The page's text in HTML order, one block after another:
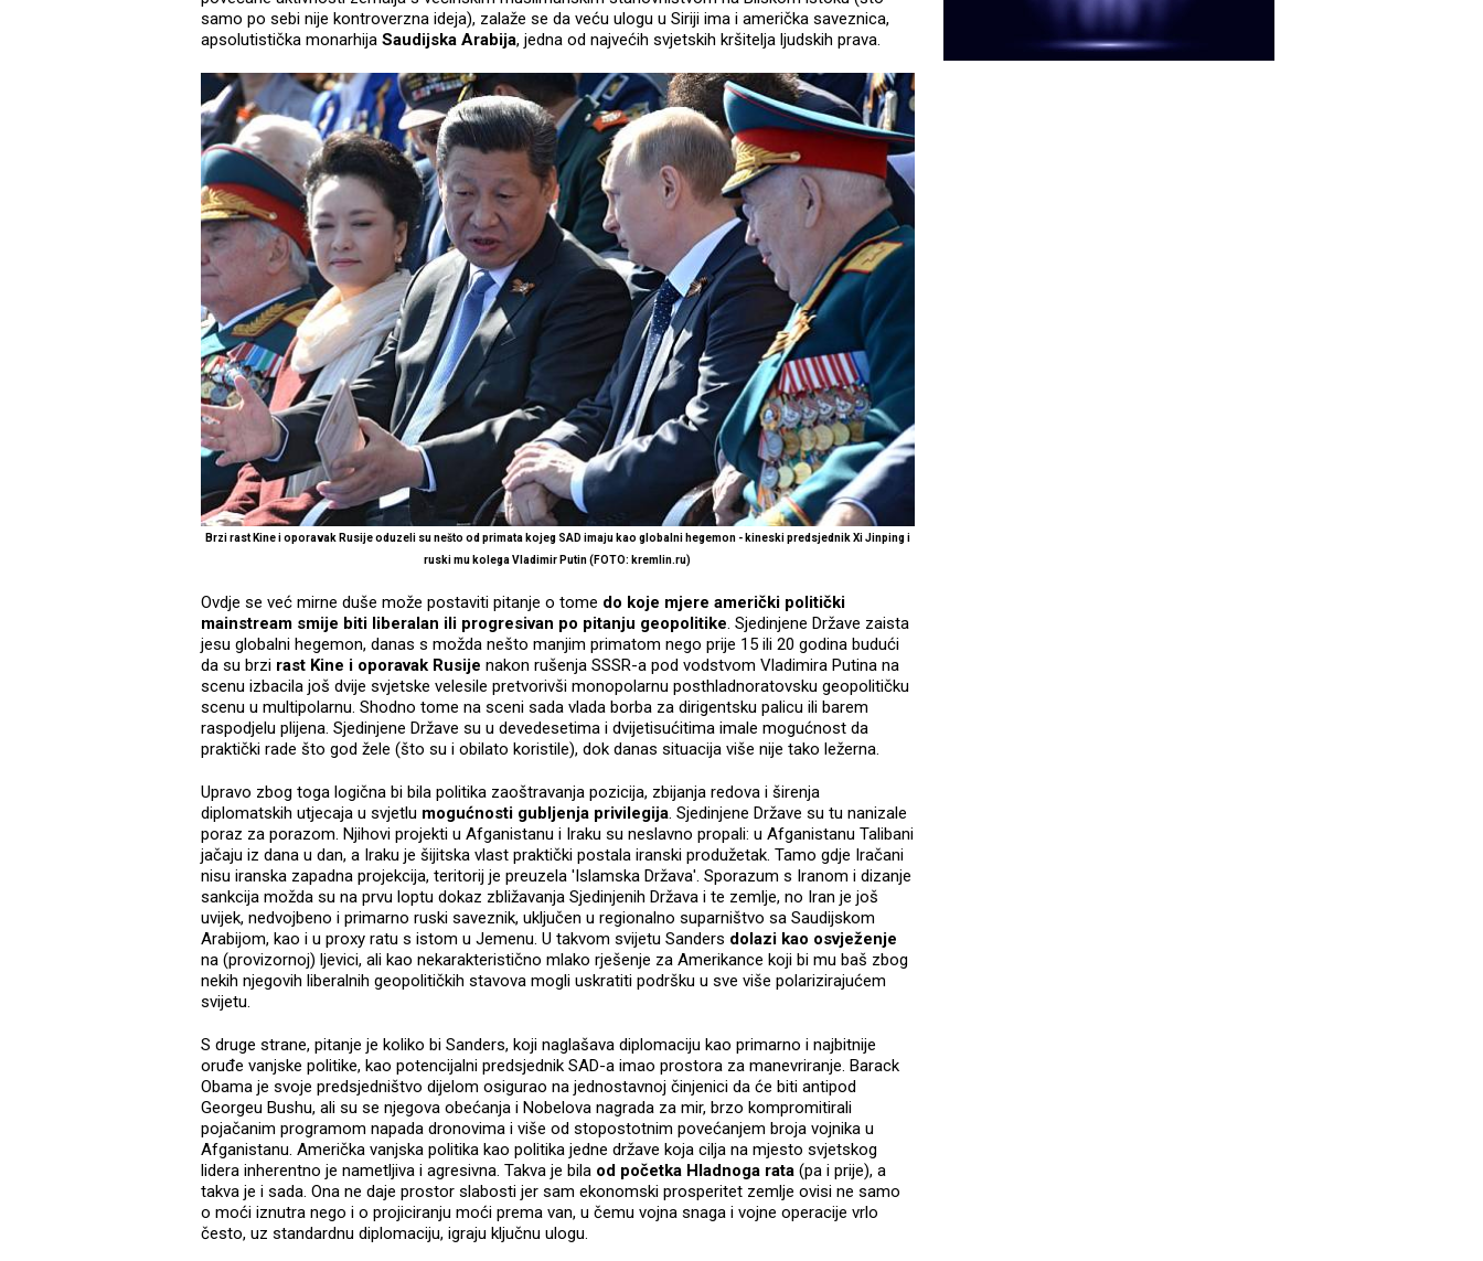
samo po sebi nije kontroverzna ideja), zalaže se da veću ulogu u Siriji ima i američka saveznica,
apsolutistička monarhija Saudijska Arabija, jedna od najvećih svjetskih kršitelja ljudskih prava.
Brzi rast Kine i oporavak Rusije oduzeli su nešto od primata kojeg SAD imaju kao globalni hegemon - kineski predsjednik Xi Jinping i
ruski mu kolega Vladimir Putin (FOTO: kremlin.ru)
Ovdje se već mirne duše može postaviti pitanje o tome do koje mjere američki politički
mainstream smije biti liberalan ili progresivan po pitanju geopolitike. Sjedinjene Države zaista
jesu globalni hegemon, danas s možda nešto manjim primatom nego prije 15 ili 20 godina budući
da su brzi rast Kine i oporavak Rusije nakon rušenja SSSR-a pod vodstvom Vladimira Putina na
scenu izbacila još dvije svjetske velesile pretvorivši monopolarnu posthladnoratovsku geopolitičku
scenu u multipolarnu. Shodno tome na sceni sada vlada borba za dirigentsku palicu ili barem
raspodjelu plijena. Sjedinjene Države su u devedesetima i dvijetisućitima imale mogućnost da
praktički rade što god žele (što su i obilato koristile), dok danas situacija više nije tako ležerna.
Upravo zbog toga logična bi bila politika zaoštravanja pozicija, zbijanja redova i širenja
diplomatskih utjecaja u svjetlu mogućnosti gubljenja privilegija. Sjedinjene Države su tu nanizale
poraz za porazom. Njihovi projekti u Afganistanu i Iraku su neslavno propali: u Afganistanu Talibani
jačaju iz dana u dan, a Iraku je šijitska vlast praktički postala iranski produžetak. Tamo gdje Iračani
nisu iranska zapadna projekcija, teritorij je preuzela 'Islamska Država'. Sporazum s Iranom i dizanje
sankcija možda su na prvu loptu dokaz zbližavanja Sjedinjenih Država i te zemlje, no Iran je još
uvijek, nedvojbeno i primarno ruski saveznik, uključen u regionalno suparništvo sa Saudijskom
Arabijom, kao i u proxy ratu s istom u Jemenu. U takvom svijetu Sanders dolazi kao osvježenje
na (provizornoj) ljevici, ali kao nekarakteristično mlako rješenje za Amerikance koji bi mu baš zbog
nekih njegovih liberalnih geopolitičkih stavova mogli uskratiti podršku u sve više polarizirajućem
svijetu.
S druge strane, pitanje je koliko bi Sanders, koji naglašava diplomaciju kao primarno i najbitnije
oruđe vanjske politike, kao potencijalni predsjednik SAD-a imao prostora za manevriranje. Barack
Obama je svoje predsjedništvo dijelom osigurao na jednostavnoj činjenici da će biti antipod
Georgeu Bushu, ali su se njegova obećanja i Nobelova nagrada za mir, brzo kompromitirali
pojačanim programom napada dronovima i više od stopostotnim povećanjem broja vojnika u
Afganistanu. Američka vanjska politika kao politika jedne države koja cilja na mjesto svjetskog
lidera inherentno je nametljiva i agresivna. Takva je bila od početka Hladnoga rata (pa i prije), a
takva je i sada. Ona ne daje prostor slabosti jer sam ekonomski prosperitet zemlje ovisi ne samo
o moći iznutra nego i o projiciranju moći prema van, u čemu vojna snaga i vojne operacije vrlo
često, uz standardnu diplomaciju, igraju ključnu ulogu.